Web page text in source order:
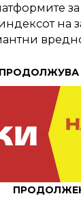
за
на